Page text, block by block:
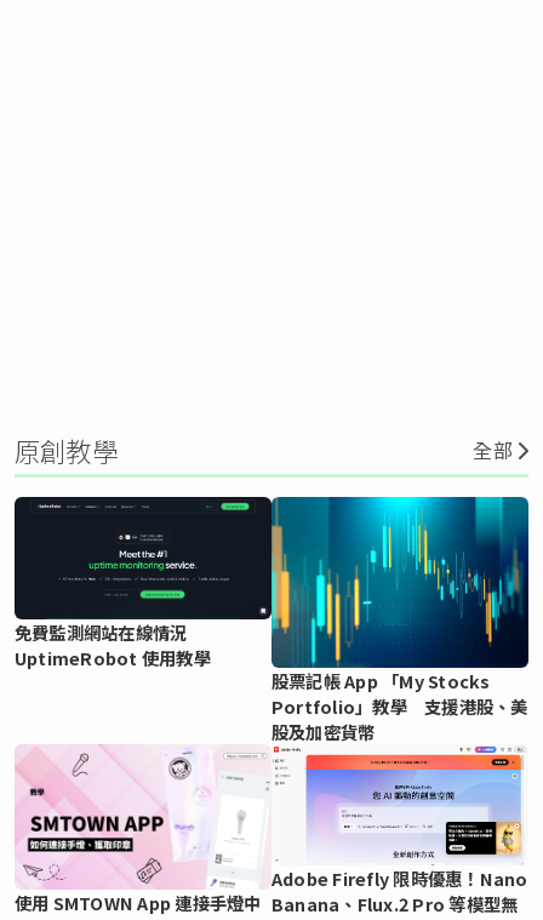
原創教學 全部
免費監測網站在線情況
UptimeRobot 使用教學
股票記帳 App 「My Stocks
Portfolio」教學 支援港股、美
股及加密貨幣
使用 SMTOWN App 連接手燈中
Adobe Firefly 限時優惠！Nano
Banana、Flux.2 Pro 等模型無